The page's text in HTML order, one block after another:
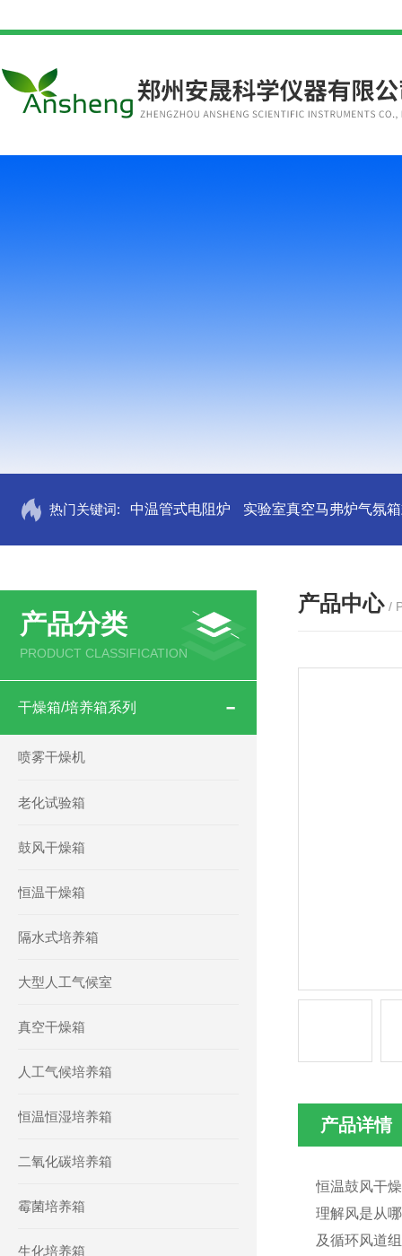
热门关键词: 中温管式电阻炉 实验室真空马弗炉气氛
产品分类
PRODUCT CLASSIFICATION
干燥箱/培养箱系列
喷雾干燥机
老化试验箱
鼓风干燥箱
恒温干燥箱
隔水式培养箱
大型人工气候室
真空干燥箱
人工气候培养箱
恒温恒湿培养箱
二氧化碳培养箱
霉菌培养箱
生化培养箱
产品中心 /
产品详情
恒温鼓风干
理解风是从
及循环风道